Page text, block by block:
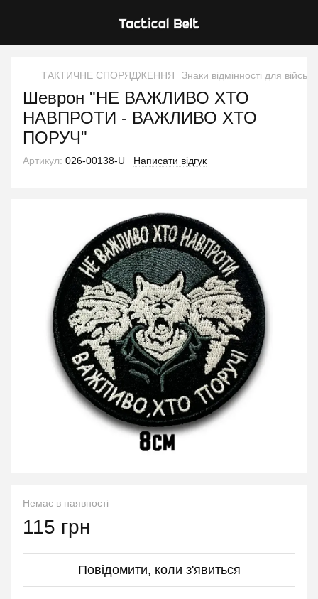
ТАКТИЧНЕ СПОРЯДЖЕННЯ Знаки відмінності для
Шеврон "НЕ ВАЖЛИВО ХТО
НАВПРОТИ - ВАЖЛИВО ХТО
ПОРУЧ"
Артикул: 026-00138-U Написати відгук
Немає в наявності
115 грн
Повідомити, коли з'явиться